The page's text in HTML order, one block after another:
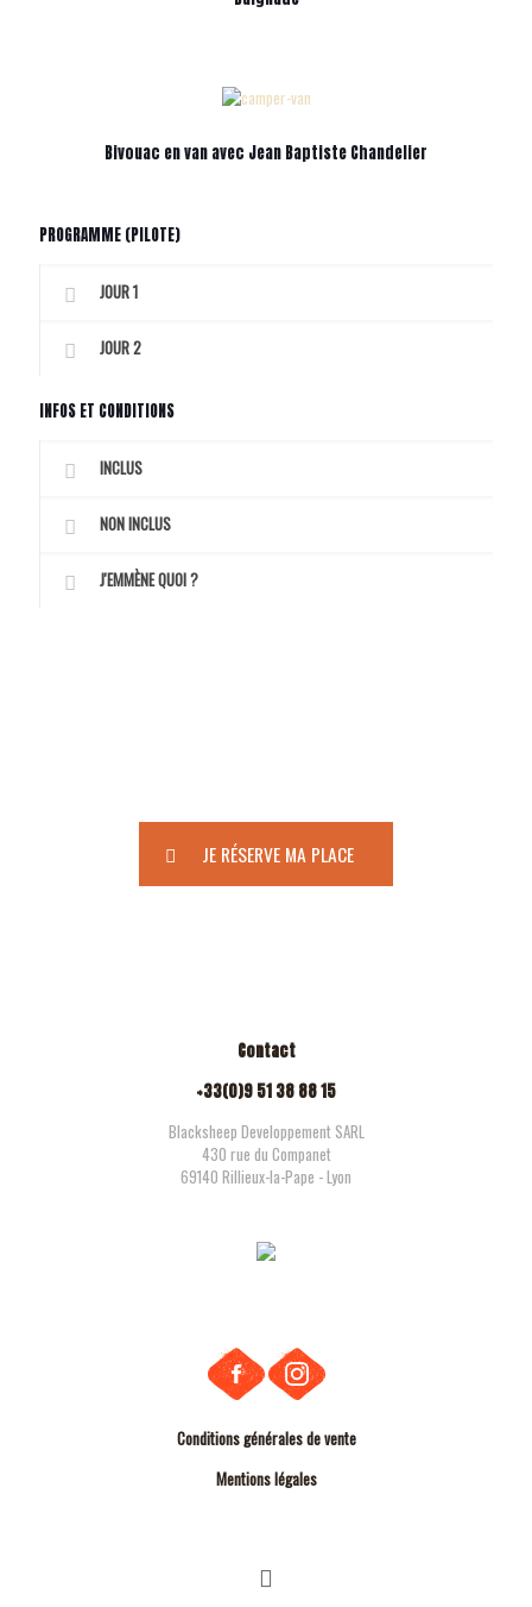
Bivouac en van avec Jean Baptiste Chandelier
PROGRAMME (PILOTE)
JOUR 1
JOUR 2
INFOS ET CONDITIONS
INCLUS
NON INCLUS
J'EMMÈNE QUOI ?
JE RÉSERVE MA PLACE
Contact
+33(0)9 51 38 88 15
Blacksheep Developpement SARL
430 rue du Companet
69140 Rillieux-la-Pape - Lyon
Conditions générales de vente
Mentions légales